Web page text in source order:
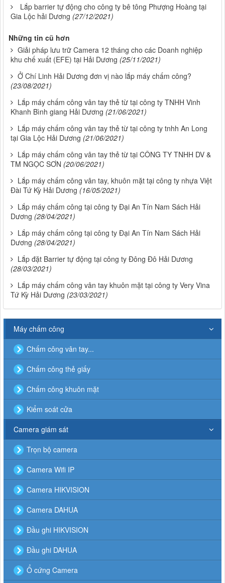
Lắp barrier tự động cho công ty bê tông Phượng Hoàng tại
Gia Lộc hải Dương (27/12/2021)
Những tin cũ hơn
Giải pháp lưu trữ Camera 12 tháng cho các Doanh nghiệp
khu chế xuất (EFE) tại Hải Dương (25/11/2021)
Ở Chí Linh Hải Dương đơn vị nào lắp máy chấm công?
(23/08/2021)
Lắp máy chấm công vân tay thẻ từ tại công ty TNHH Vinh
Khanh Bình giang Hải Dương (21/06/2021)
Lắp máy chấm công vân tay thẻ từ tại công ty tnhh An Long
tại Gia Lộc Hải Dương (21/06/2021)
Lắp máy chấm công vân tay thẻ từ tại CÔNG TY TNHH DV &
TM NGỌC SƠN (20/06/2021)
Lắp máy chấm công vân tay, khuôn mặt tại công ty nhựa Việt
Đài Tứ Kỳ Hải Dương (16/05/2021)
Lắp máy chấm công tại công ty Đại An Tín Nam Sách Hải
Dương (28/04/2021)
Lắp máy chấm công tại công ty Đại An Tín Nam Sách Hải
Dương (28/04/2021)
Lắp đặt Barrier tự động tại công ty Đông Đô Hải Dương
(28/03/2021)
Lắp máy chấm công vân tay khuôn mặt tại công ty Very Vina
Tứ Kỳ Hải Dương (23/03/2021)
Máy chấm công
Chấm công vân tay...
Chấm công thẻ giấy
Chấm công khuôn mặt
Kiểm soát cửa
Camera giám sát
Trọn bộ camera
Camera Wifi IP
Camera HIKVISION
Camera DAHUA
Đầu ghi HIKVISION
Đầu ghi DAHUA
Ổ cứng Camera